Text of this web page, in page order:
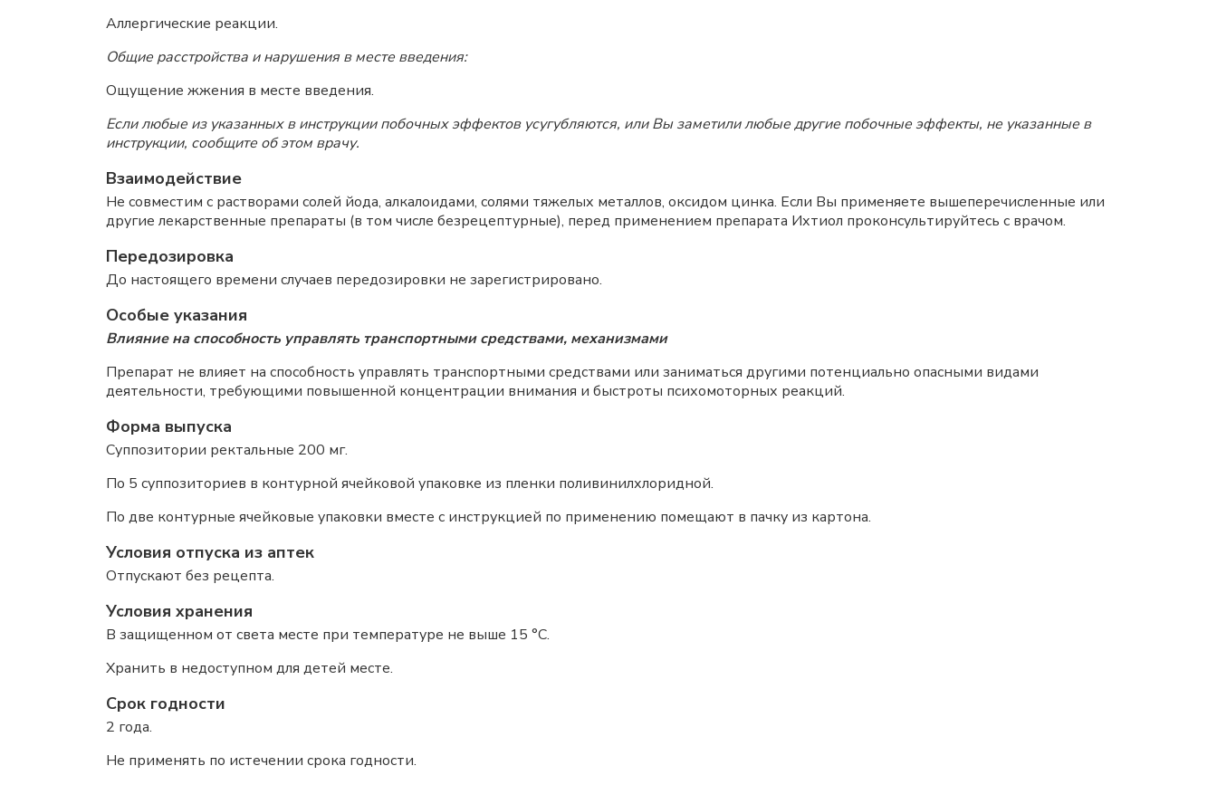
Аллергические реакции.
Общие расстройства и нарушения в месте введения:
Ощущение жжения в месте введения.
Если любые из указанных в инструкции побочных эффектов усугубляются, или Вы заметили любые другие побочные эффекты, не указанные в
инструкции, сообщите об этом врачу.
Взаимодействие
Не совместим с растворами солей йода, алкалоидами, солями тяжелых металлов, оксидом цинка. Если Вы применяете вышеперечисленные или
другие лекарственные препараты (в том числе безрецептурные), перед применением препарата Ихтиол проконсультируйтесь с врачом.
Передозировка
До настоящего времени случаев передозировки не зарегистрировано.
Особые указания
Влияние на способность управлять транспортными средствами, механизмами
Препарат не влияет на способность управлять транспортными средствами или заниматься другими потенциально опасными видами
деятельности, требующими повышенной концентрации внимания и быстроты психомоторных реакций.
Форма выпуска
Суппозитории ректальные 200 мг.
По 5 суппозиториев в контурной ячейковой упаковке из пленки поливинилхлоридной.
По две контурные ячейковые упаковки вместе с инструкцией по применению помещают в пачку из картона.
Условия отпуска из аптек
Отпускают без рецепта.
Условия хранения
В защищенном от света месте при температуре не выше 15 °C.
Хранить в недоступном для детей месте.
Срок годности
2 года.
Не применять по истечении срока годности.